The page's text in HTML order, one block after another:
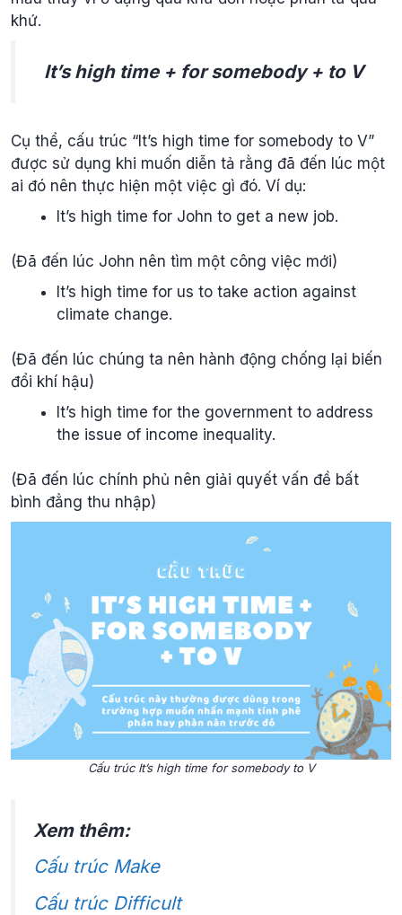
khứ.
It’s high time + for somebody + to V
Cụ thể, cấu trúc “It’s high time for somebody to V”
được sử dụng khi muốn diễn tả rằng đã đến lúc một
ai đó nên thực hiện một việc gì đó. Ví dụ:
It’s high time for John to get a new job.
(Đã đến lúc John nên tìm một công việc mới)
It’s high time for us to take action against
climate change.
(Đã đến lúc chúng ta nên hành động chống lại biến
đổi khí hậu)
It’s high time for the government to address
the issue of income inequality.
(Đã đến lúc chính phủ nên giải quyết vấn đề bất
bình đẳng thu nhập)
Cấu trúc It’s high time for somebody to V
Xem thêm:
Cấu trúc Make
Cấu trúc Difficult